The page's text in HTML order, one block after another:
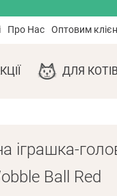
Про Нас Оптовим
ДЛЯ КОТІВ
іграшка-
Ball Red